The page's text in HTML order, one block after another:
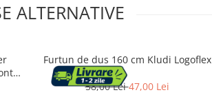
ALTERNATIVE
Furtun de dus 160 cm Kludi Logoflex
58,00 Lei47,00 Lei